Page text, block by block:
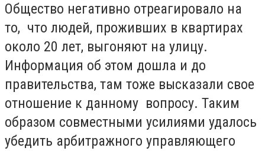
Общество негативно отреагировало на
то, что людей, проживших в квартирах
около 20 лет, выгоняют на улицу.
Информация об этом дошла и до
правительства, там тоже высказали свое
отношение к данному вопросу. Таким
образом совместными усилиями удалось
убедить арбитражного управляющего